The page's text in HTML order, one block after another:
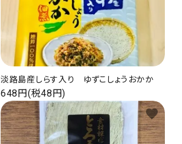
淡路島産しらす入り ゆずこしょうおかか
648円(税48円)
favorite